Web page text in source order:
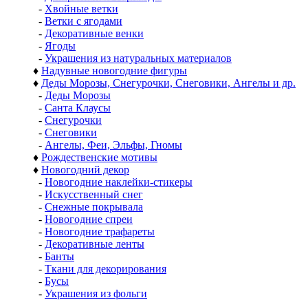
- Хвойные ветки
- Ветки с ягодами
- Декоративные венки
- Ягоды
- Украшения из натуральных материалов
♦ Надувные новогодние фигуры
♦ Деды Морозы, Снегурочки, Снеговики, Ангелы и др.
- Деды Морозы
- Санта Клаусы
- Снегурочки
- Снеговики
- Ангелы, Феи, Эльфы, Гномы
♦ Рождественские мотивы
♦ Новогодний декор
- Новогодние наклейки-стикеры
- Искусственный снег
- Снежные покрывала
- Новогодние спреи
- Новогодние трафареты
- Декоративные ленты
- Банты
- Ткани для декорирования
- Бусы
- Украшения из фольги